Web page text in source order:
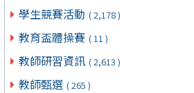
學生競賽活動 ( 2,178 )
教育盃體操賽 ( 11 )
教師研習資訊 ( 2,613 )
教師甄選 ( 265 )